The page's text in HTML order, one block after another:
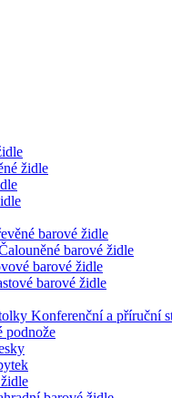
židle
barové židle
barové židle
barové židle
barové židle
Konferenční a příruční
podnože